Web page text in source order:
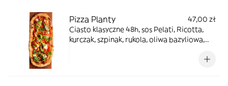
Pizza Planty
47,00 zł
Ciasto klasyczne 48h, sos Pelati, Ricotta,
kurczak, szpinak, rukola, oliwa bazyliowa,